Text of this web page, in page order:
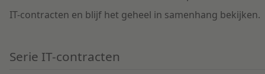
IT-contracten en blijf het geheel in samenhang bekijken.
Serie IT-contracten